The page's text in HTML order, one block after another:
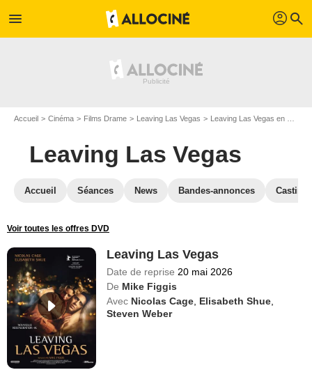
menu profil search
Accueil Cinéma Films Drame Leaving Las Vegas Leaving Las Vegas en DVD
Leaving Las Vegas
Accueil Séances News Bandes-annonces Casting
Voir toutes les offres DVD
Leaving Las Vegas
Date de reprise 20 mai 2026
De Mike Figgis
Avec Nicolas Cage Elisabeth Shue
Steven Weber